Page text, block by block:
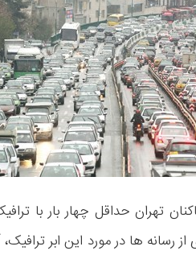
تهران حداقل چهار بار با
ها در مورد این ابر